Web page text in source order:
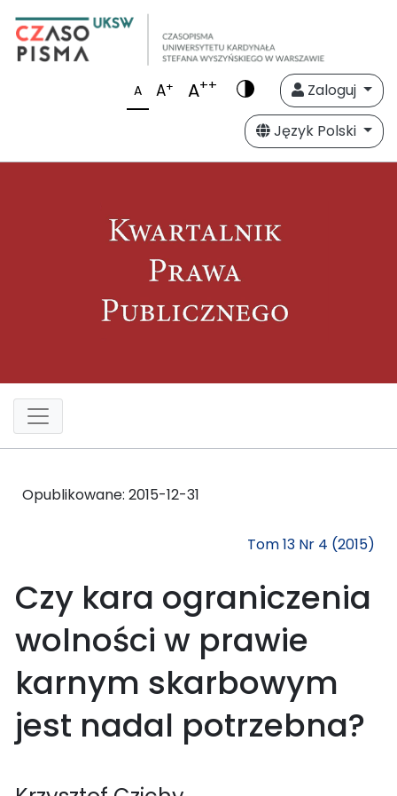
A A+ A++
Zaloguj
Język Polski
Opublikowane: 2015-12-31
Tom 13 Nr 4 (2015)
Czy kara ograniczenia
wolności w prawie
karnym skarbowym
jest nadal potrzebna?